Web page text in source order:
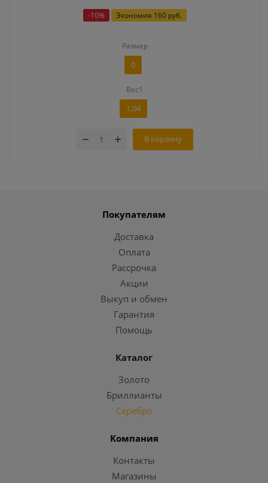
-10% Экономия 160 руб.
Размер
0
Вес1
1,04
В корзину
Покупателям
Доставка
Оплата
Рассрочка
Акции
Выкуп и обмен
Гарантия
Помощь
Каталог
Золото
Бриллианты
Серебро
Компания
Контакты
Магазины